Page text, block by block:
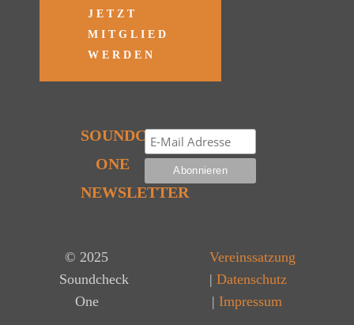
JETZT
MITGLIED
WERDEN
SOUNDCHECK
ONE
NEWSLETTER
© 2025
Soundcheck
One
Vereinssatzung
|Datenschutz
|Impressum